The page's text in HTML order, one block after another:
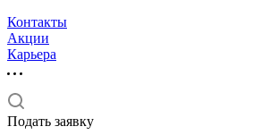
Контакты
Акции
Карьера
Подать заявку